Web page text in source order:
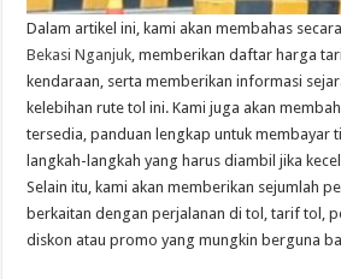
Dalam artikel ini, kami akan membahas
Bekasi Nganjuk , memberikan daftar harga
kendaraan, serta memberikan informasi
kelebihan rute tol ini. Kami juga akan
tersedia, panduan lengkap untuk membayar
langkah-langkah yang harus diambil jika
Selain itu, kami akan memberikan sejumlah
berkaitan dengan perjalanan di tol, tarif tol,
diskon atau promo yang mungkin berguna